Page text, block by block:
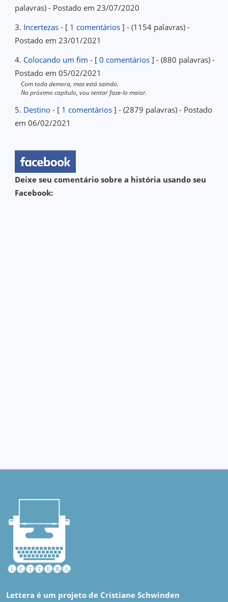
palavras) - Postado em 23/07/2020
3. Incertezas - [ 1 comentários ] - (1154 palavras) -
Postado em 23/01/2021
4. Colocando um fim - [0 comentários ] - (880 palavras) -
Postado em 05/02/2021
Com toda demora, mas está saindo.
No próximo capítulo, vou tentar faze-lo maior.
5. Destino - [ 1 comentários ] - (2879 palavras) - Postado
em 06/02/2021
Deixe seu comentário sobre a história usando seu
Facebook:
Lettera é um projeto de Cristiane Schwinden